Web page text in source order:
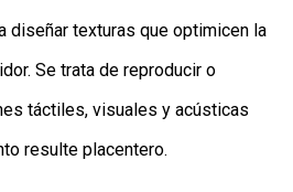
diseñar texturas que optimicen la
Se trata de reproducir o
táctiles, visuales y acústicas
resulte placentero.